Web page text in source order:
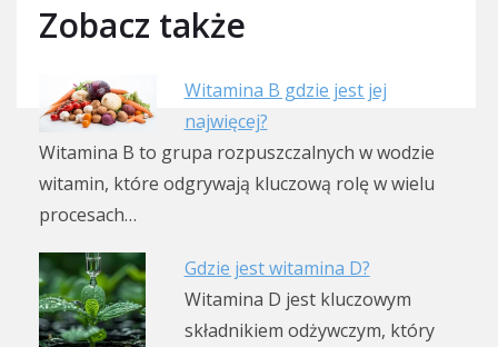
Zobacz także
Witamina B gdzie jest jej
najwięcej?
Witamina B to grupa rozpuszczalnych w wodzie
witamin, które odgrywają kluczową rolę w wielu
procesach…
Gdzie jest witamina D?
Witamina D jest kluczowym
składnikiem odżywczym, który